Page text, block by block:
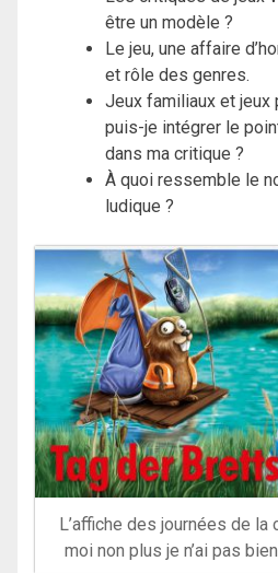
être un modèle ?
Le jeu, une affaire
et rôle des genres.
Jeux familiaux et jeux
puis-je intégrer le
dans ma critique ?
À quoi ressemble le
ludique ?
L’affiche des journées de la
moi non plus je n’ai pas